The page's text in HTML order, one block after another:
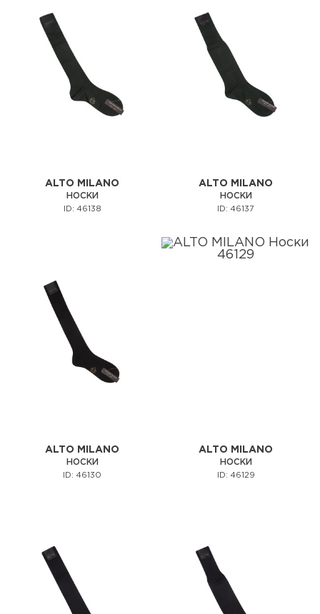
ALTO MILANO
НОСКИ
ID: 46138
ALTO MILANO
НОСКИ
ID: 46137
ALTO MILANO
НОСКИ
ID: 46130
ALTO MILANO
НОСКИ
ID: 46129